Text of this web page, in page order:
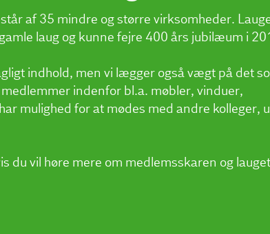
af 35 mindre og større virksomheder.
laug og kunne fejre 400 års jubilæum i
indhold, men vi lægger også vægt på det
indenfor bl.a. møbler, vinduer,
mulighed for at mødes med andre kolleger,
du vil høre mere om medlemsskaren og